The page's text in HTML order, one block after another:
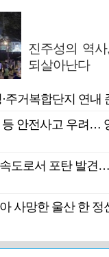
진주성의 역
되살아난다
주거복합단지 연내
안전사고 우려…
도로서 포탄 발견
사망한 울산 한 정